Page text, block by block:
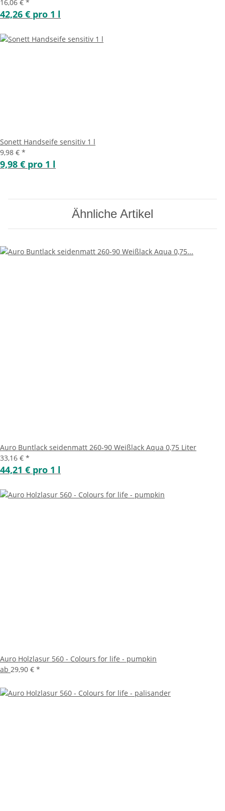
16,06 € *
42,26 € pro 1 l
Sonett Handseife sensitiv 1 l
9,98 € *
9,98 € pro 1 l
Ähnliche Artikel
Auro Buntlack seidenmatt 260-90 Weißlack Aqua 0,75 Liter
33,16 € *
44,21 € pro 1 l
Auro Holzlasur 560 - Colours for life - pumpkin
ab 29,90 € *